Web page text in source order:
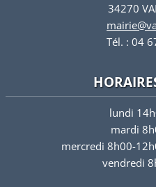
34270
Tél. : 04
lundi
mardi
mercredi 8h00-
vendredi